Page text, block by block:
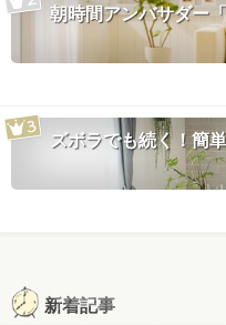
朝時間アンバサダー
ズボラでも続く！簡
新着記事